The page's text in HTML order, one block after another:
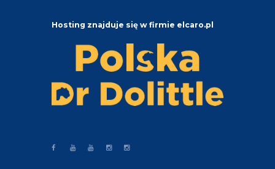
Hosting znajduje się w firmie elcaro.pl